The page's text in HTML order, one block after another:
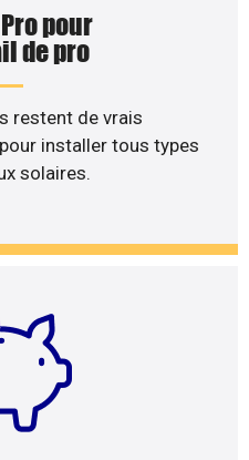
pour
de pro
restent de vrais
installer tous types
solaires.